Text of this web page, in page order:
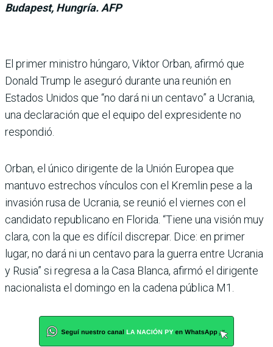
Budapest, Hungría. AFP
El primer ministro húngaro, Viktor Orban, afirmó que
Donald Trump le aseguró durante una reunión en
Estados Unidos que “no dará ni un centavo” a Ucrania,
una declaración que el equipo del expresidente no
respondió.
Orban, el único dirigente de la Unión Europea que
mantuvo estrechos vínculos con el Kremlin pese a la
invasión rusa de Ucrania, se reunió el viernes con el
candidato republicano en Florida. “Tiene una visión muy
clara, con la que es difícil discrepar. Dice: en primer
lugar, no dará ni un centavo para la guerra entre Ucrania
y Rusia” si regresa a la Casa Blanca, afirmó el dirigente
nacionalista el domingo en la cadena pública M1.